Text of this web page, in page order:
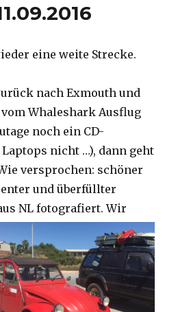
eine weite Strecke.
nach Exmouth und
Whaleshark Ausflug
noch ein CD-
nicht …), dann geht
versprochen: schöner
und überfüllter
NL fotografiert. Wir